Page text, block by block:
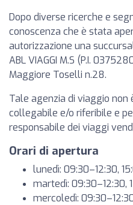
Dopo diverse ricerche e
conoscenza che è stata
autorizzazione una
ABL VIAGGI M.S (P.I.
Maggiore Toselli n.28.
Tale agenzia di viaggio non
collegabile e/o riferibile e
responsabile dei viaggi
Orari di apertura
lunedì: 09:30–12:30,
martedì: 09:30–12:30,
mercoledì: